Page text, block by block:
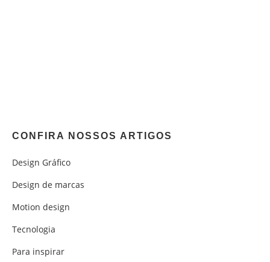
CONFIRA NOSSOS ARTIGOS
Design Gráfico
Design de marcas
Motion design
Tecnologia
Para inspirar